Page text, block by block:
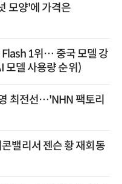
모양'에 가격은
Flash 1위… 중국 모델 강
모델 사용량 순위)
최전선…'NHN 팩토리
밸리서 젠슨 황 재회동